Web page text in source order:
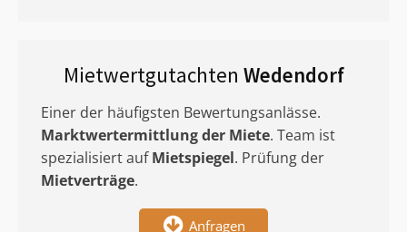
Mietwertgutachten Wedendorf
Einer der häufigsten Bewertungsanlässe.
Marktwertermittlungder Miete. Team ist
spezialisiert aufMietspiegel. Prüfung der
Mietverträge.
Anfragen